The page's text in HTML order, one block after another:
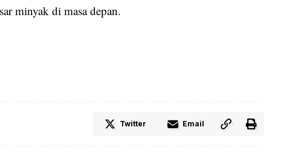
minyak di masa depan.
Twitter Email